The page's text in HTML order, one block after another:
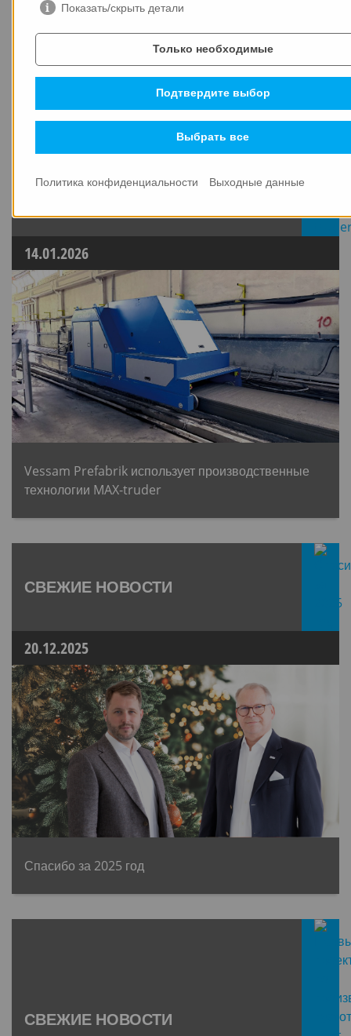
COO MAX-truder Арне Фёлькер избран в Совет
IPHA
14.01.2026
Vessam Prefabrik использует производственные
технологии MAX-truder
СВЕЖИЕ НОВОСТИ
20.12.2025
Спасибо за 2025 год
СВЕЖИЕ НОВОСТИ
Показать/скрыть детали
Только необходимые
Подтвердите выбор
Выбрать все
Политика конфиденциальности Выходные данные